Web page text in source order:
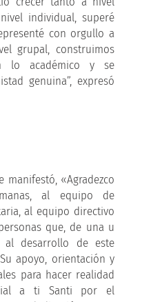
individual, superé
con orgullo a
grupal, construimos
lo académico y se
genuina”, expresó
«Agradezco
al equipo de
al equipo directivo
que, de una u
al desarrollo de este
apoyo, orientación y
para hacer realidad
a ti Santi por el